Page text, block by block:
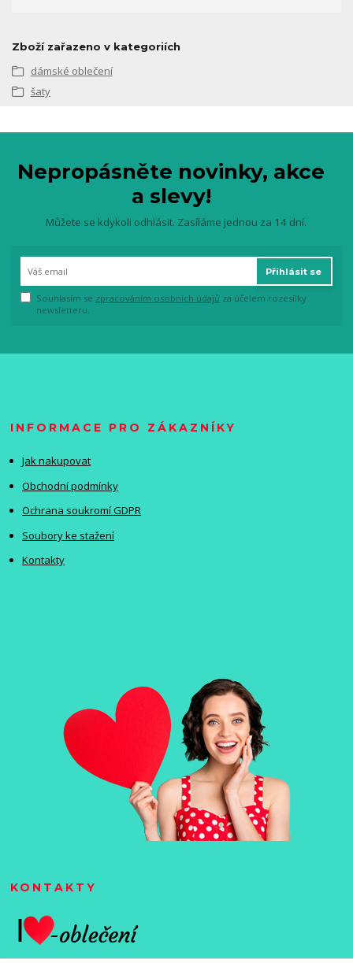
Zboží zařazeno v kategoriích
dámské oblečení
šaty
Nepropásněte novinky, akce
a slevy!
Můžete se kdykoli odhlásit. Zasíláme jednou za 14 dní.
Přihlásit se
Souhlasím se zpracováním osobních údajů za účelem rozesílky
newsletteru.
INFORMACE PRO ZÁKAZNÍKY
Jak nakupovat
Obchodní podmínky
Ochrana soukromí GDPR
Soubory ke stažení
Kontakty
KONTAKTY